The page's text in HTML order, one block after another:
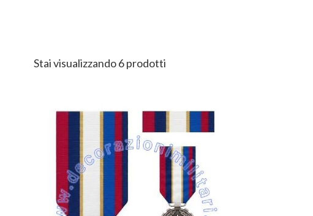
Stai visualizzando 6 prodotti